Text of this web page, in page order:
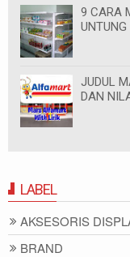
9 CARA
JUDUL
DAN
LABEL
AKSESORIS
BRAND